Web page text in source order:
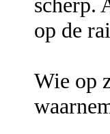
scherp.
op de
Wie op